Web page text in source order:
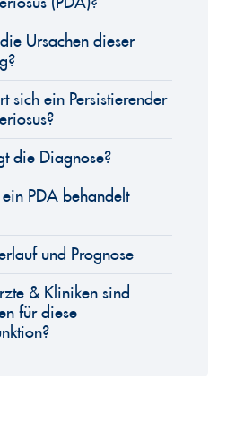
Ursachen dieser
sich ein Persistierender
die Diagnose?
PDA behandelt
und Prognose
& Kliniken sind
für diese